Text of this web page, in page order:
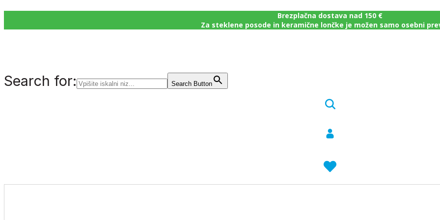
Brezplačna dostava nad 150 €
Za steklene posode in keramične lončke je možen samo osebni
Search for: Search Button